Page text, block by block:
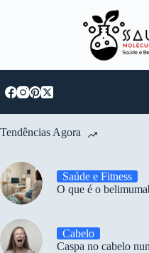
Tendências Agora
Saúde e Fitness
O que é o
Cabelo
Caspa no cabelo